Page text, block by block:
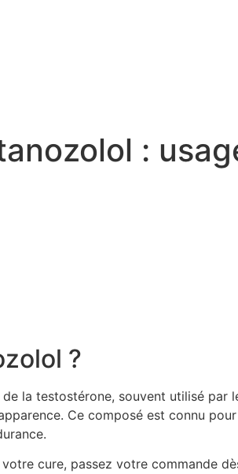
:
?
la testostérone, souvent utilisé par
Ce composé est connu
cure, passez votre commande